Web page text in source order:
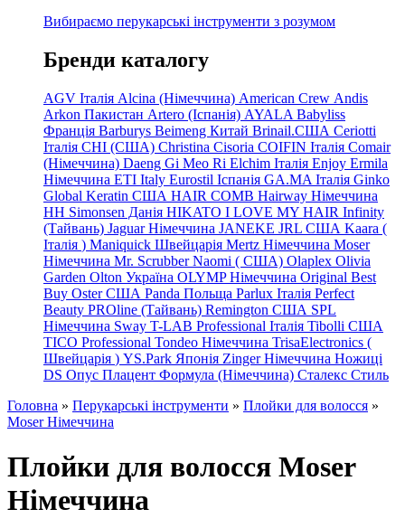
Вибираємо перукарські інструменти з розумом
Бренди каталогу
AGV Італія Alcina (Німеччина) American Crew Andis
Arkon Пакистан Artero (Іспанія) AYALA Babyliss
Франція Barburys Beimeng Китай Brinail.США Ceriotti
Італія CHI (США) Christina Cisoria COIFIN Італія Comair
(Німеччина) Daeng Gi Meo Ri Elchim Італія Enjoy Ermila
Німеччина ETI Italy Eurostil Іспанія GA.MA Італія Ginko
Global Keratin США HAIR COMB Hairway Німеччина
HH Simonsen Данія HIKATO I LOVE MY HAIR Infinity
(Тайвань) Jaguar Німеччина JANEKE JRL США Kaara (
Італія ) Maniquick Швейцарія Mertz Німеччина Moser
Німеччина Mr. Scrubber Naomi ( США) Olaplex Olivia
Garden Olton Україна OLYMP Німеччина Original Best
Buy Oster США Panda Польща Parlux Італія Perfect
Beauty PROline (Тайвань) Remington США SPL
Німеччина Sway T-LAB Professional Італія Tibolli США
TICO Professional Tondeo Німеччина TrisaElectronics (
Швейцарія ) YS.Park Японія Zinger Німеччина Ножиці
DS Опус Плацент Формула (Німеччина) Сталекс Стиль
Головна » Перукарські інструменти » Плойки для волосся »
Moser Німеччина
Плойки для волосся Moser
Німеччина